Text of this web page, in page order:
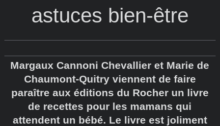
astuces bien-être
Margaux Cannoni Chevallier et Marie de
Chaumont-Quitry viennent de faire
paraître aux éditions du Rocher un livre
de recettes pour les mamans qui
attendent un bébé. Le livre est joliment